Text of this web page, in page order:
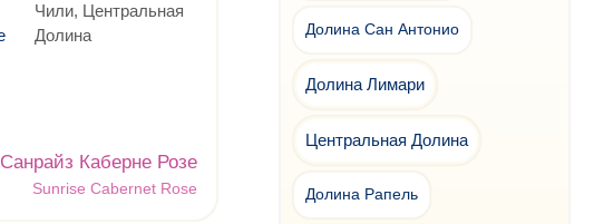
Чили, Центральная
Долина
Санрайз Каберне Розе
Sunrise Cabernet Rose
Долина Сан Антонио
Долина Лимари
Центральная Долина
Долина Рапель